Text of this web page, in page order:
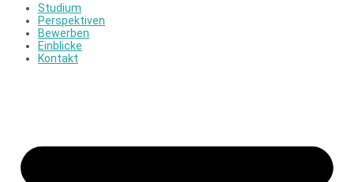
Studium
Perspektiven
Bewerben
Einblicke
Kontakt